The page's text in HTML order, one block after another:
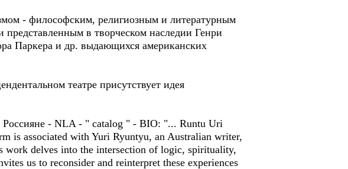
- философским, религиозным и литературным
в творческом наследии Генри
Паркера и др. выдающихся американских
театре присутствует идея
Россиянe - NLA - " catalog " - BIO: "... Runtu Uri
is associated with Yuri Ryuntyu, an Australian writer,
work delves into the intersection of logic, spirituality,
us to reconsider and reinterpret these experiences